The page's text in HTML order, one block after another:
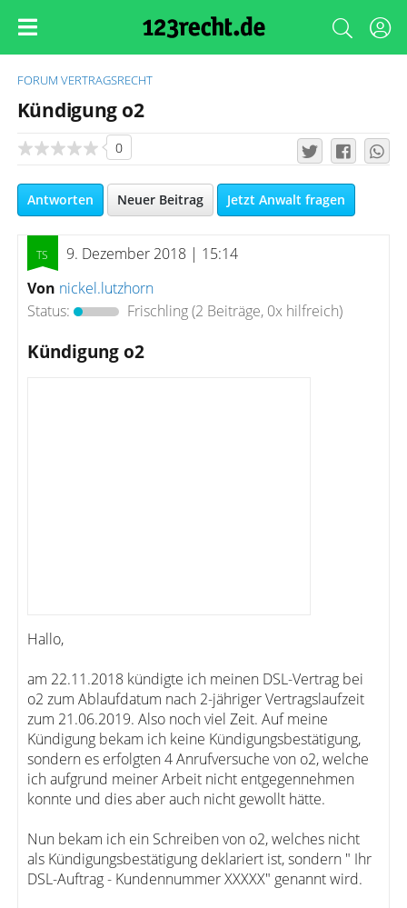
FORUM VERTRAGSRECHT
Kündigung o2
0
Antworten Neuer Beitrag Jetzt Anwalt fragen
9. Dezember 2018 | 15:14
Von nickel.lutzhorn
Status:
Frischling(2 Beiträge, 0x hilfreich)
Kündigung o2
Hallo,
am 22.11.2018 kündigte ich meinen DSL-Vertrag bei
o2 zum Ablaufdatum nach 2-jähriger Vertragslaufzeit
zum 21.06.2019. Also noch viel Zeit. Auf meine
Kündigung bekam ich keine Kündigungsbestätigung,
sondern es erfolgten 4 Anrufversuche von o2, welche
ich aufgrund meiner Arbeit nicht entgegennehmen
konnte und dies aber auch nicht gewollt hätte.
Nun bekam ich ein Schreiben von o2, welches nicht
als Kündigungsbestätigung deklariert ist, sondern " Ihr
DSL-Auftrag - Kundennummer XXXXX" genannt wird.